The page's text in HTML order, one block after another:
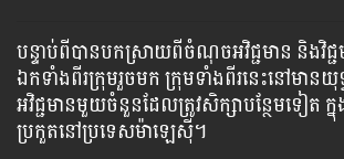
បន្ទាប់​ពី​បាន​បក​ស្រាយ​ពី​ចំណុច​អវិជ្ជមាន​ និង​វិជ្
ឯក​ទាំង​ពីរ​ក្រុម​រួច​មក ក្រុម​ទាំង​ពីរ​នេះ​នៅ​មាន​
អវិជ្ជមាន​មួយ​ចំនួន​ដែល​ត្រូវ​សិក្សា​បន្ថែម​ទៀត ក្នុ
ប្រកួត​នៅ​ប្រទេស​ម៉ាឡេស៊ី។